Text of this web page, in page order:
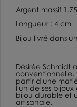
Argent massif
Longueur : 4 cm
Bijou livré dans
Désirée Schmidt
conventionnelle,
partir d'une
l'un de ses bijoux
bijou durable et
artisanale.